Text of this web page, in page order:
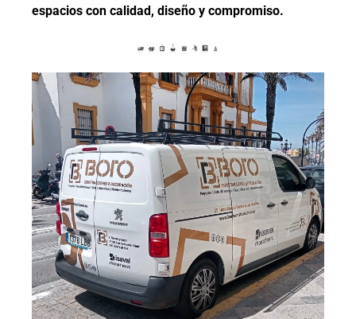
espacios con calidad, diseño y compromiso.